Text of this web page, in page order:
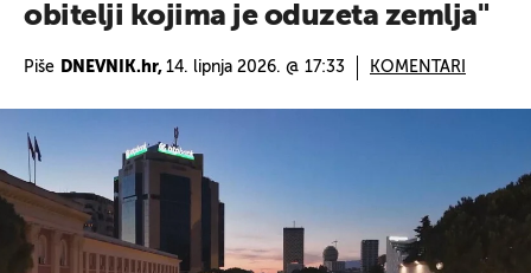
obitelji kojima je oduzeta zemlja"
Piše DNEVNIK.hr, 14. lipnja 2026. @ 17:33 KOMENTARI